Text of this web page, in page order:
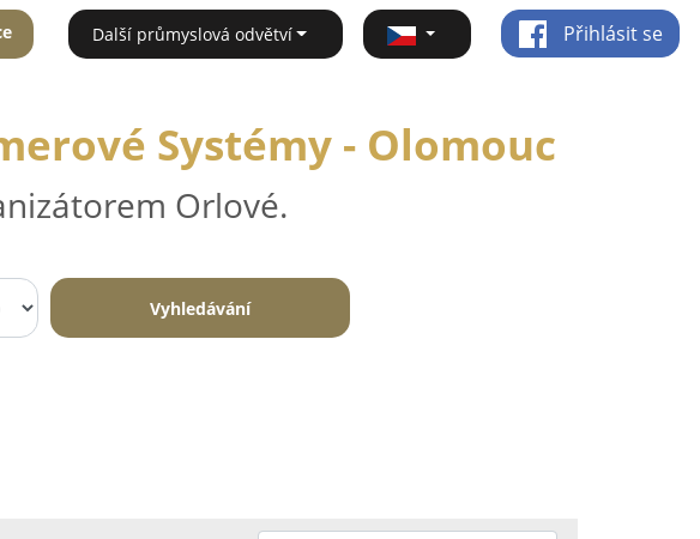
Další průmyslová odvětví Přihlásit se
Systémy - Olomouc
Orlové.
Vyhledávání